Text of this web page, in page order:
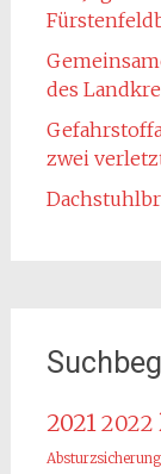
des
zwei
2021 2022
Absturzsicherung